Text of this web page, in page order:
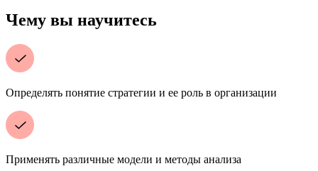
Чему вы научитесь
Определять понятие стратегии и ее роль в организации
Применять различные модели и методы анализа